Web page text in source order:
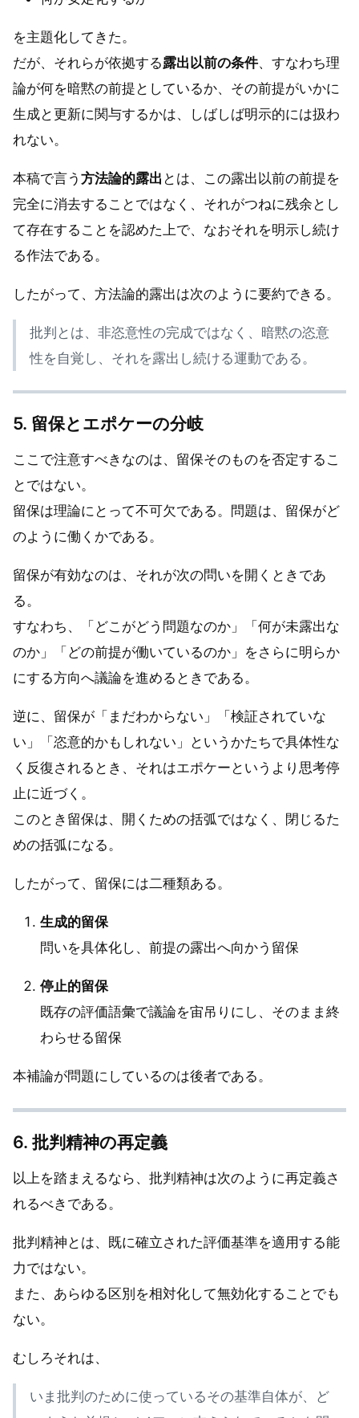
を主題化してきた。
だが、それらが依拠する露出以前の条件、すなわち理
論が何を暗黙の前提としているか、その前提がいかに
生成と更新に関与するかは、しばしば明示的には扱わ
れない。
本稿で言う 方法論的露出 とは、この露出以前の前提を
完全に消去することではなく、それがつねに残余とし
て存在することを認めた上で、なおそれを明示し続け
る作法である。
したがって、方法論的露出は次のように要約できる。
批判とは、非恣意性の完成ではなく、暗黙の恣意
性を自覚し、それを露出し続ける運動である。
5. 留保とエポケーの分岐
ここで注意すべきなのは、留保そのものを否定するこ
とではない。
留保は理論にとって不可欠である。問題は、留保がど
のように働くかである。
留保が有効なのは、それが次の問いを開くときであ
る。
すなわち、「どこがどう問題なのか」「何が未露出な
のか」「どの前提が働いているのか」をさらに明らか
にする方向へ議論を進めるときである。
逆に、留保が「まだわからない」「検証されていな
い」「恣意的かもしれない」というかたちで具体性な
く反復されるとき、それはエポケーというより思考停
止に近づく。
このとき留保は、開くための括弧ではなく、閉じるた
めの括弧になる。
したがって、留保には二種類ある。
生成的留保
問いを具体化し、前提の露出へ向かう留保
停止的留保
既存の評価語彙で議論を宙吊りにし、そのまま終
わらせる留保
本補論が問題にしているのは後者である。
6. 批判精神の再定義
以上を踏まえるなら、批判精神は次のように再定義さ
れるべきである。
批判精神とは、既に確立された評価基準を適用する能
力ではない。
また、あらゆる区別を相対化して無効化することでも
ない。
むしろそれは、
いま批判のために使っているその基準自体が、ど